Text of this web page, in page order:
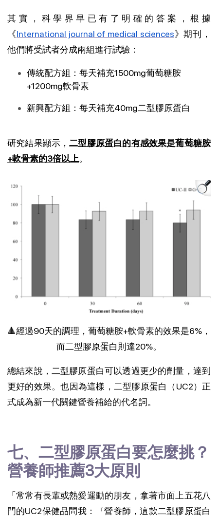
其實，科學界早已有了明確的答案，根據
《International journal of medical sciences》期刊，
他們將受試者分成兩組進行試驗：
傳統配方組：每天補充1500mg葡萄糖胺
+1200mg軟骨素
新興配方組：每天補充40mg二型膠原蛋白
研究結果顯示，二型膠原蛋白的有感效果是葡萄糖胺
+軟骨素的3倍以上。
🔺經過90天的調理，葡萄糖胺+軟骨素的效果是6%，
而二型膠原蛋白則達20%。
總結來說，二型膠原蛋白可以透過更少的劑量，達到
更好的效果。也因為這樣，二型膠原蛋白（UC2）正
式成為新一代關鍵營養補給的代名詞。
七、二型膠原蛋白要怎麼挑？
營養師推薦3大原則
「常常有長輩或熱愛運動的朋友，拿著市面上五花八
門的UC2保健品問我：『營養師，這款二型膠原蛋白